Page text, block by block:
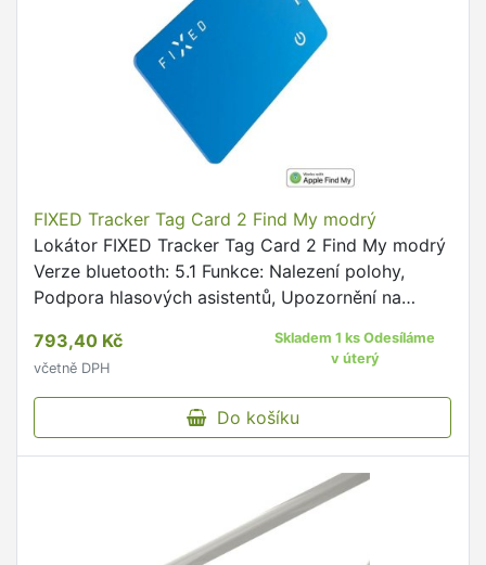
FIXED Tracker Tag Card 2 Find My modrý
Lokátor FIXED Tracker Tag Card 2 Find My modrý
Verze bluetooth: 5.1 Funkce: Nalezení polohy,
Podpora hlasových asistentů, Upozornění na
signalizace Stupeň …
793,40 Kč
včetně DPH
Skladem 1 ks Odesíláme
v úterý
Do košíku